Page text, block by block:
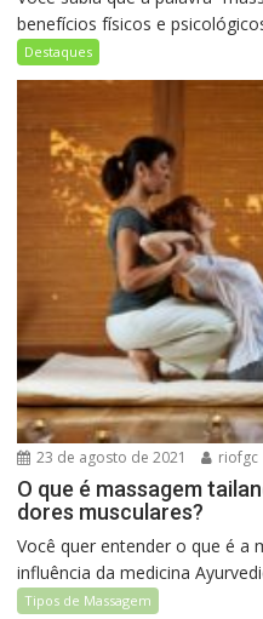
benefícios físicos e
Destaques
23 de agosto de 2021 riofgc
O que é massagem
dores musculares?
Você quer entender o que é a
influência da medicina
Tipos de Massagem